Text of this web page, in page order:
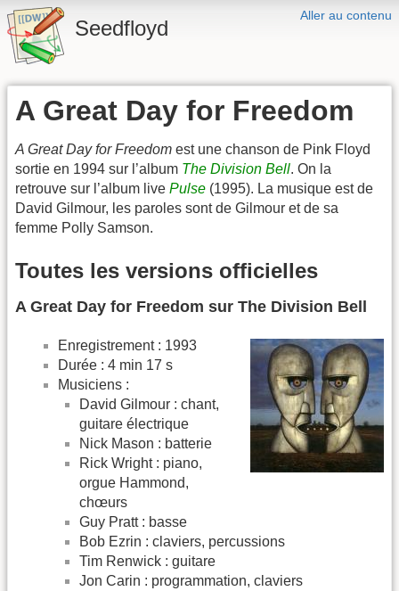
Aller au contenu
Seedfloyd
A Great Day for Freedom
A Great Day for Freedom est une chanson de Pink Floyd
sortie en 1994 sur l’album The Division Bell. On la
retrouve sur l’album live Pulse (1995). La musique est de
David Gilmour, les paroles sont de Gilmour et de sa
femme Polly Samson.
Toutes les versions officielles
A Great Day for Freedom sur The Division Bell
Enregistrement : 1993
Durée : 4 min 17 s
Musiciens :
David Gilmour : chant,
guitare électrique
Nick Mason : batterie
Rick Wright : piano,
orgue Hammond,
chœurs
Guy Pratt : basse
Bob Ezrin : claviers, percussions
Tim Renwick : guitare
Jon Carin : programmation, claviers